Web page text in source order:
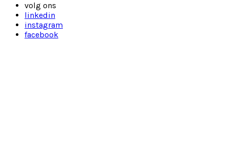
volg ons
linkedin
instagram
facebook